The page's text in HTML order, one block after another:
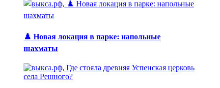
♟️ Новая локация в парке: напольные
шахматы